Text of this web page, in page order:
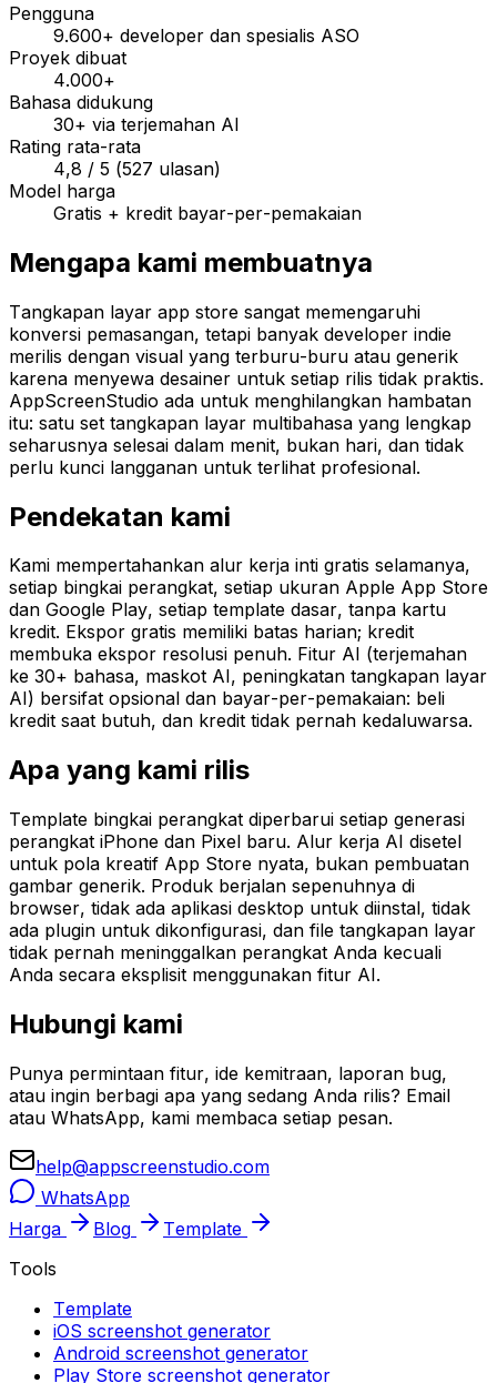
Pengguna
9.600+ developer dan spesialis ASO
Proyek dibuat
4.000+
Bahasa didukung
30+ via terjemahan AI
Rating rata-rata
4,8 / 5 (527 ulasan)
Model harga
Gratis + kredit bayar-per-pemakaian
Mengapa kami membuatnya
Tangkapan layar app store sangat memengaruhi
konversi pemasangan, tetapi banyak developer indie
merilis dengan visual yang terburu-buru atau generik
karena menyewa desainer untuk setiap rilis tidak praktis.
AppScreenStudio ada untuk menghilangkan hambatan
itu: satu set tangkapan layar multibahasa yang lengkap
seharusnya selesai dalam menit, bukan hari, dan tidak
perlu kunci langganan untuk terlihat profesional.
Pendekatan kami
Kami mempertahankan alur kerja inti gratis selamanya,
setiap bingkai perangkat, setiap ukuran Apple App Store
dan Google Play, setiap template dasar, tanpa kartu
kredit. Ekspor gratis memiliki batas harian; kredit
membuka ekspor resolusi penuh. Fitur AI (terjemahan
ke 30+ bahasa, maskot AI, peningkatan tangkapan layar
AI) bersifat opsional dan bayar-per-pemakaian: beli
kredit saat butuh, dan kredit tidak pernah kedaluwarsa.
Apa yang kami rilis
Template bingkai perangkat diperbarui setiap generasi
perangkat iPhone dan Pixel baru. Alur kerja AI disetel
untuk pola kreatif App Store nyata, bukan pembuatan
gambar generik. Produk berjalan sepenuhnya di
browser, tidak ada aplikasi desktop untuk diinstal, tidak
ada plugin untuk dikonfigurasi, dan file tangkapan layar
tidak pernah meninggalkan perangkat Anda kecuali
Anda secara eksplisit menggunakan fitur AI.
Hubungi kami
Punya permintaan fitur, ide kemitraan, laporan bug,
atau ingin berbagi apa yang sedang Anda rilis? Email
atau WhatsApp, kami membaca setiap pesan.
help@appscreenstudio.com
WhatsApp
Harga
Blog
Template
Tools
Template
iOS screenshot generator
Android screenshot generator
Play Store screenshot generator